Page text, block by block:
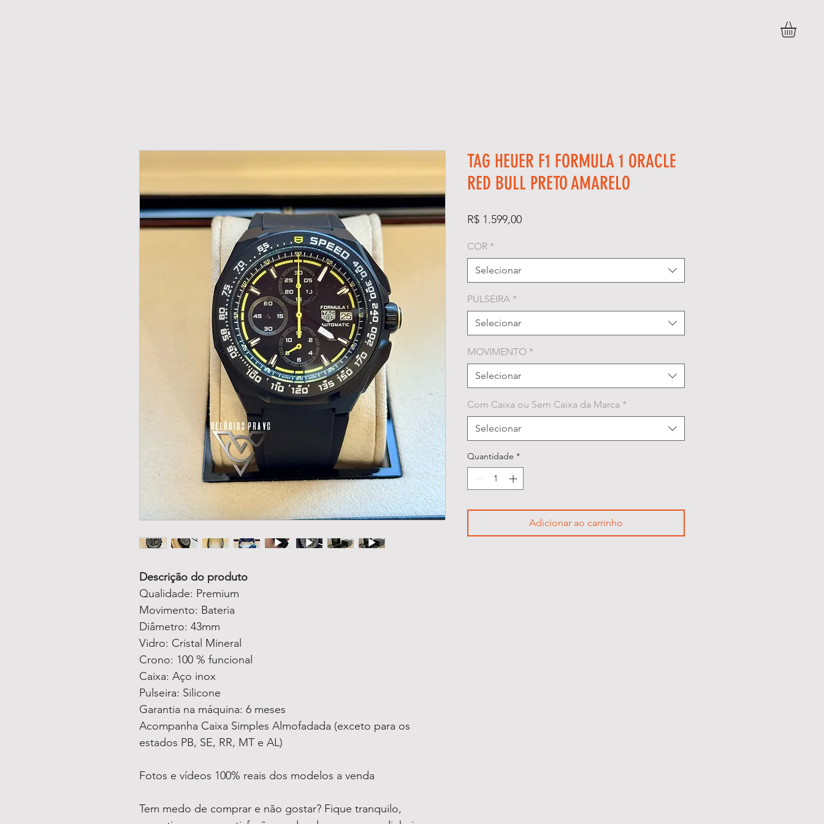
Descrição do produto
Qualidade: Premium
Movimento: Bateria
Diâmetro: 43mm
Vidro: Cristal Mineral
Crono: 100 % funcional
Caixa: Aço inox
Pulseira: Silicone
Garantia na máquina: 6 meses
Acompanha Caixa Simples Almofadada (exceto para os
estados PB, SE, RR, MT e AL)
Fotos e vídeos 100% reais dos modelos a venda
Tem medo de comprar e não gostar? Fique tranquilo,
TAG HEUER F1 FORMULA 1 ORACLE
RED BULL PRETO AMARELO
R$ 1.599,00Preço
COR *
Selecionar
PULSEIRA *
Selecionar
MOVIMENTO *
Selecionar
Com Caixa ou Sem Caixa da Marca *
Selecionar
Quantidade *
Adicionar ao carrinho